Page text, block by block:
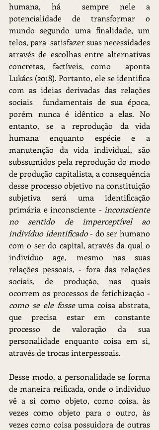
humana, há  sempre nele a
potencialidade de transformar o
mundo segundo uma finalidade, um
telos, para  satisfazer suas necessidades
através de escolhas entre alternativas
concretas, factíveis, como  aponta
Lukács (2018). Portanto, ele se identifica
com as ideias derivadas das relações
sociais  fundamentais de sua época,
porém nunca é idêntico a elas. No
entanto, se a reprodução da vida
humana enquanto espécie e a
manutenção da vida individual, são
subssumidos pela reprodução do modo
de produção capitalista, a consequência
desse processo objetivo na constituição
subjetiva será uma identificação
primária e inconsciente - inconsciente
no sentido de imperceptível ao
indivíduo identificado - do ser humano
com o ser do capital, através da qual o
indivíduo age, mesmo nas suas
relações pessoais, - fora das relações
sociais, de produção, nas quais
como se ele fosse uma coisa abstrata,
que precisa estar em constante
processo de valoração da sua
personalidade enquanto coisa em si,
através de trocas interpessoais.
Desse modo, a personalidade se forma
de maneira reificada, onde o indivíduo
vê a si como objeto, como coisa, às
vezes como objeto para o outro, às
vezes como coisa possuidora de outras